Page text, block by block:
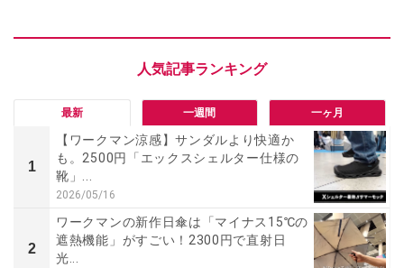
最新 一週間 一ヶ月
1
【ワークマン涼感】サンダルより快適か
も。2500円「エックスシェルター仕様の
靴」...
2026/05/16
2
ワークマンの新作日傘は「マイナス15℃の
遮熱機能」がすごい！2300円で直射日
光...